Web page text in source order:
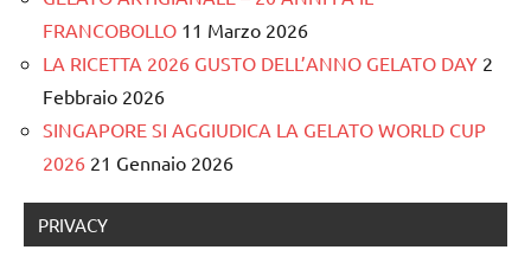
FRANCOBOLLO 11 Marzo 2026
LA RICETTA 2026 GUSTO DELL’ANNO GELATO DAY 2
Febbraio 2026
SINGAPORE SI AGGIUDICA LA GELATO WORLD CUP
2026 21 Gennaio 2026
PRIVACY